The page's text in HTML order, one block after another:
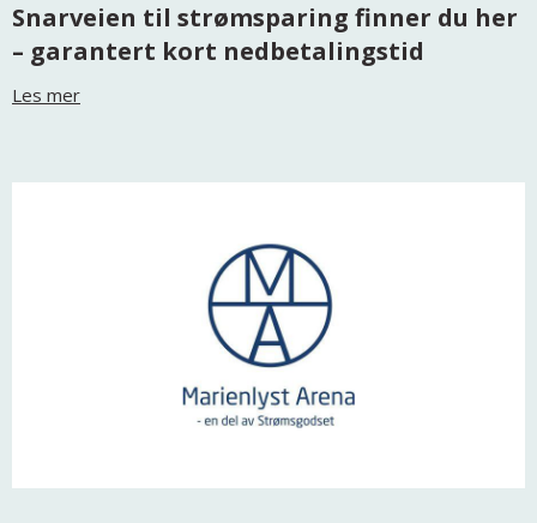
Snarveien til strømsparing finner du her
– garantert kort nedbetalingstid
Les mer